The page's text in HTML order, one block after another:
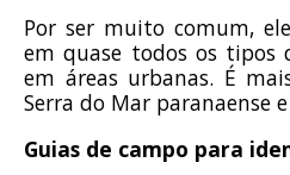
Por ser muito comum,
em quase todos os tipos
em áreas urbanas. É
Serra do Mar paranaense
Guias de campo para